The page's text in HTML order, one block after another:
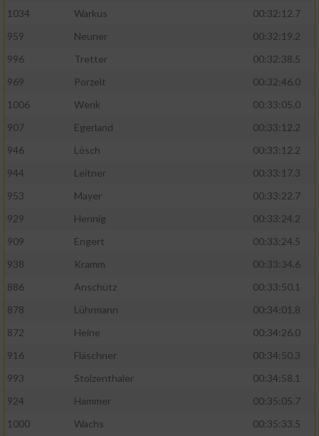
1034
Warkus
00:32:12.7
959
Neuner
00:32:19.2
996
Tretter
00:32:38.5
969
Porzelt
00:32:46.0
1006
Wenk
00:33:05.0
907
Egerland
00:33:12.2
946
Lösch
00:33:12.2
944
Leitner
00:33:17.3
953
Mayer
00:33:22.7
929
Hennig
00:33:24.2
909
Engert
00:33:24.5
938
Kramm
00:33:34.6
886
Anschütz
00:33:50.1
878
Lührmann
00:34:01.8
872
Heine
00:34:26.0
916
Fläschner
00:34:50.3
993
Stolzenthaler
00:34:58.1
924
Hammer
00:35:05.7
1000
Wachs
00:35:33.5